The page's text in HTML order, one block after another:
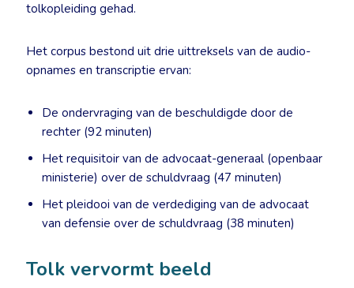
tolkopleiding gehad.
Het corpus bestond uit drie uittreksels van de audio-
opnames en transcriptie ervan:
De ondervraging van de beschuldigde door de
rechter (92 minuten)
Het requisitoir van de advocaat-generaal (openbaar
ministerie) over de schuldvraag (47 minuten)
Het pleidooi van de verdediging van de advocaat
van defensie over de schuldvraag (38 minuten)
Tolk vervormt beeld